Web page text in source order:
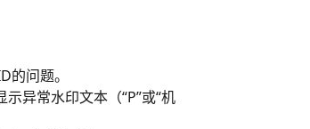
问题。
异常水印文本（“P”或“机